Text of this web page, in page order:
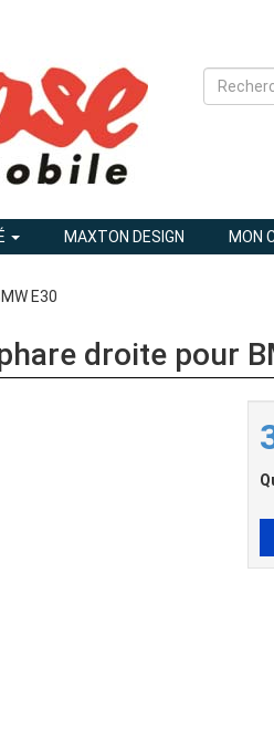
MAXTON DESIGN MON
E30
droite pour